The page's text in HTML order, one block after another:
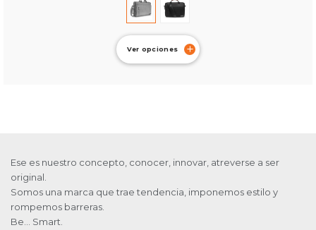
Ver opciones
Ese es nuestro concepto, conocer, innovar, atreverse a ser
original.
Somos una marca que trae tendencia, imponemos estilo y
rompemos barreras.
Be… Smart.